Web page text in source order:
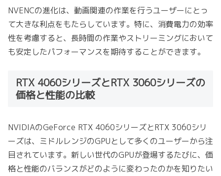
NVENCの進化は、動画関連の作業を行うユーザーにとっ
て大きな利点をもたらしています。特に、消費電力の効率
性を考慮すると、長時間の作業やストリーミングにおいて
も安定したパフォーマンスを期待することができます。
RTX 4060シリーズとRTX 3060シリーズの
価格と性能の比較
NVIDIAのGeForce RTX 4060シリーズとRTX 3060シリ
ーズは、ミドルレンジのGPUとして多くのユーザーから注
目されています。新しい世代のGPUが登場するたびに、価
格と性能のバランスがどのように変わったのかを知りたい